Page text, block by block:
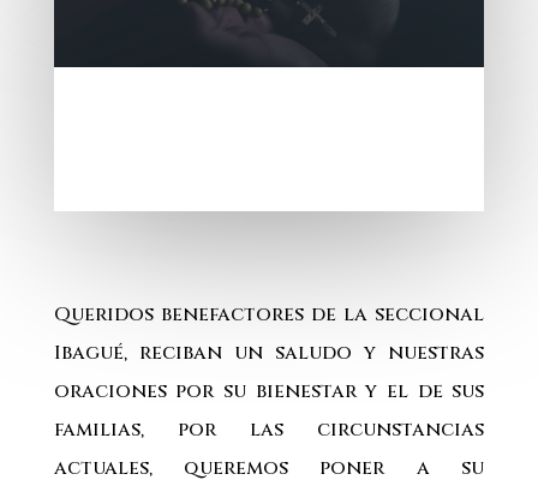
Queridos benefactores de la seccional
Ibagué, reciban un saludo y nuestras
oraciones por su bienestar y el de sus
familias, por las circunstancias
actuales, queremos poner a su